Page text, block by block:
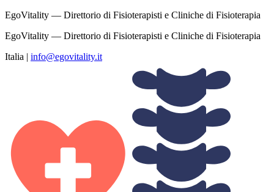
EgoVitality — Direttorio di Fisioterapisti e Cliniche di Fisioterapia
EgoVitality — Direttorio di Fisioterapisti e Cliniche di Fisioterapia
Italia | info@egovitality.it